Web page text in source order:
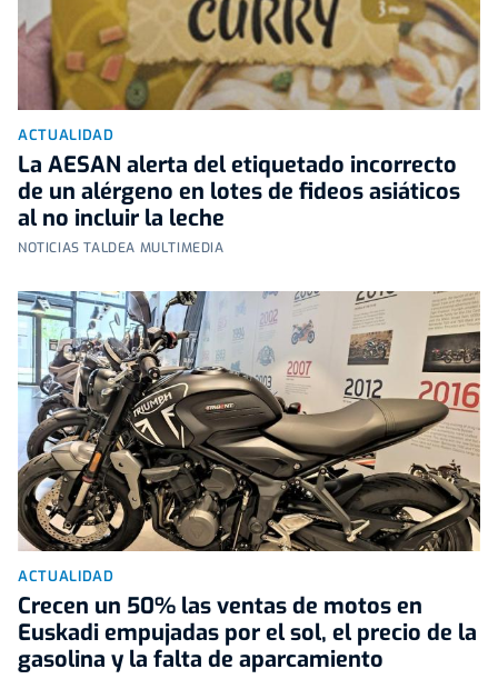
ACTUALIDAD
La AESAN alerta del etiquetado incorrecto
de un alérgeno en lotes de fideos asiáticos
al no incluir la leche
NOTICIAS TALDEA MULTIMEDIA
ACTUALIDAD
Crecen un 50% las ventas de motos en
Euskadi empujadas por el sol, el precio de la
gasolina y la falta de aparcamiento